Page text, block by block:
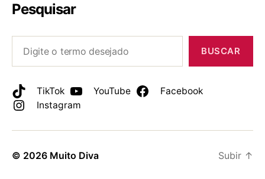
Pesquisar
BUSCAR
TikTok YouTube
Facebook
Instagram
© 2026 Muito Diva Subir ↑